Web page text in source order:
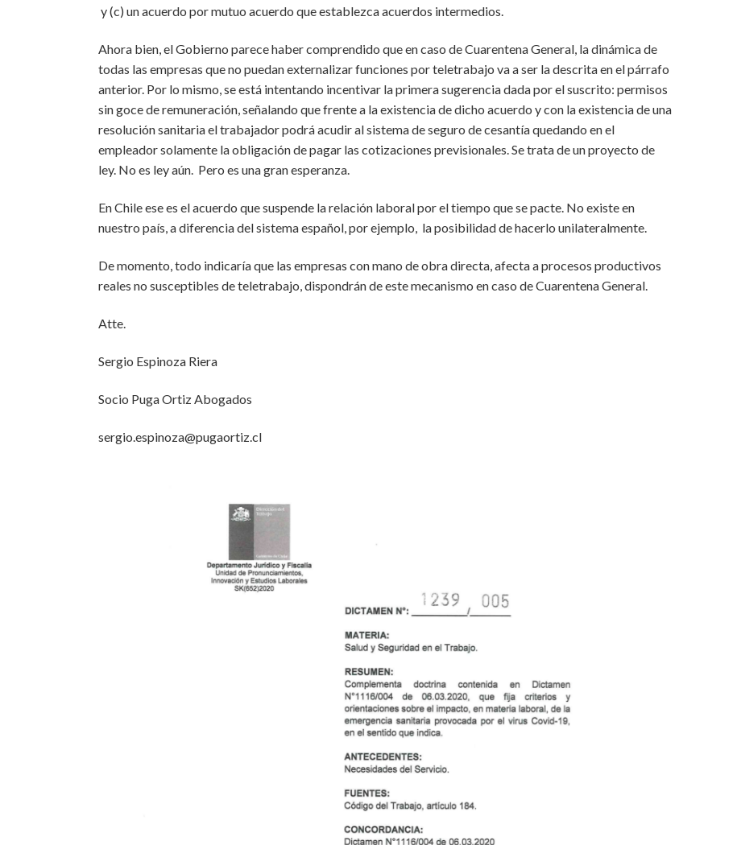
y (c) un acuerdo por mutuo acuerdo que establezca acuerdos intermedios.
Ahora bien, el Gobierno parece haber comprendido que en caso de Cuarentena General, la dinámica de
todas las empresas que no puedan externalizar funciones por teletrabajo va a ser la descrita en el párrafo
anterior. Por lo mismo, se está intentando incentivar la primera sugerencia dada por el suscrito: permisos
sin goce de remuneración, señalando que frente a la existencia de dicho acuerdo y con la existencia de una
resolución sanitaria el trabajador podrá acudir al sistema de seguro de cesantía quedando en el
empleador solamente la obligación de pagar las cotizaciones previsionales. Se trata de un proyecto de
ley. No es ley aún. Pero es una gran esperanza.
En Chile ese es el acuerdo que suspende la relación laboral por el tiempo que se pacte. No existe en
nuestro país, a diferencia del sistema español, por ejemplo, la posibilidad de hacerlo unilateralmente.
De momento, todo indicaría que las empresas con mano de obra directa, afecta a procesos productivos
reales no susceptibles de teletrabajo, dispondrán de este mecanismo en caso de Cuarentena General.
Atte.
Sergio Espinoza Riera
Socio Puga Ortiz Abogados
sergio.espinoza@pugaortiz.cl